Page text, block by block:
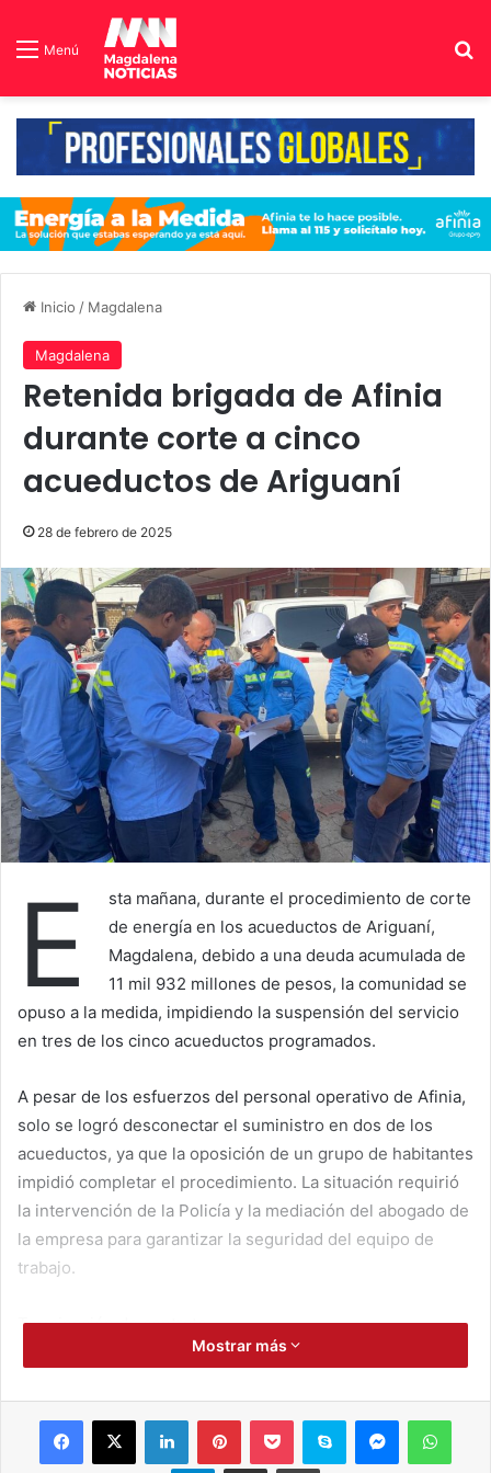
Menú
Inicio / Magdalena
Magdalena
Retenida brigada de Afinia
durante corte a cinco
acueductos de Ariguaní
28 de febrero de 2025
E
sta mañana, durante el procedimiento de corte
de energía en los acueductos de Ariguaní,
Magdalena, debido a una deuda acumulada de
11 mil 932 millones de pesos, la comunidad se
opuso a la medida, impidiendo la suspensión del servicio
en tres de los cinco acueductos programados.
A pesar de los esfuerzos del personal operativo de Afinia,
solo se logró desconectar el suministro en dos de los
acueductos, ya que la oposición de un grupo de habitantes
impidió completar el procedimiento. La situación requirió
la intervención de la Policía y la mediación del abogado de
la empresa para garantizar la seguridad del equipo de
trabajo.
Terminación de contrato
de suministro de energía para los acueductos de Ariguaní
después de un largo proceso de gestión de cartera, en el
cual se agotaron todas las instancias de diálogo y
Mostrar más
Telegram Compartir por correo electrónico Imprimir